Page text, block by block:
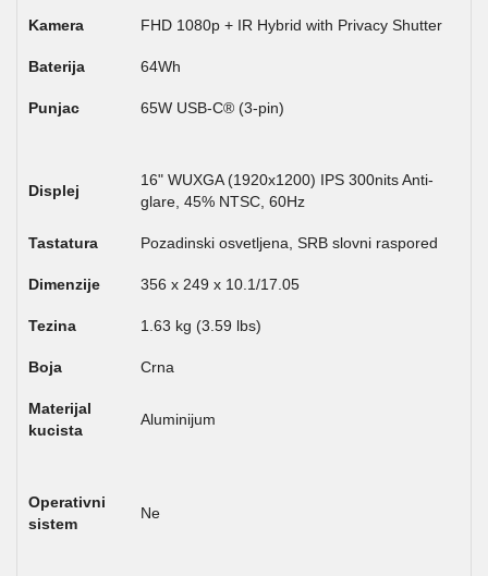
Kamera FHD 1080p + IR Hybrid with Privacy Shutter
Baterija 64Wh
Punjac 65W USB-C® (3-pin)
Displej
16" WUXGA (1920x1200) IPS 300nits Anti-
glare, 45% NTSC, 60Hz
Tastatura Pozadinski osvetljena, SRB slovni raspored
Dimenzije 356 x 249 x 10.1/17.05
Tezina 1.63 kg (3.59 lbs)
Boja Crna
Materijal
kucista
Aluminijum
Operativni
sistem
Ne